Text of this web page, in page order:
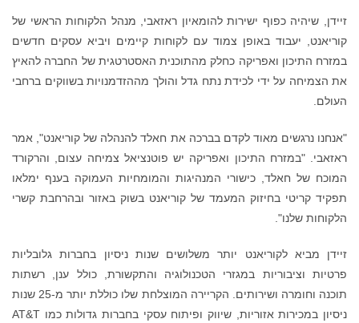
זיידן, שיהיה כפוף ישירות להומאיון ראזאבי, מנהל הלקוחות הראשי של
קוריאנט, יעבוד באופן צמוד עם לקוחות קיימים ויביא עסקים חדשים
במזרח התיכון ואפריקה כחלק מהתוכנית האסטרטגית של החברה להאיץ
את הצמיחה על ידי לכידת נתח גדל והולך מההזדמנויות בשווקים ברחבי
העולם.
"אנחנו נרגשים מאוד לקדם בברכה את חאלד להנהלה של קוריאנט", אמר
ראזאבי. "במזרח התיכון ואפריקה יש פוטנציאל צמיחה עצום, והרקורד
המוכח של חאלד, כישורי המנהיגות והמומחיות העמוקה בענף ימלאו
תפקיד קריטי בחיזוק המעמד של קוריאנט בשוק באזור ובהרחבת קשרי
הלקוחות שלנו".
זיידן מביא לקוריאנט יותר משלושים שנות ניסיון בחברות גלובליות
פרטיות וציבוריות במגזרי הטכנולוגיה והתקשורת, כולל ענן, רשתות
תוכנה וחומרה ושירותים. הקריירה המוצלחת שלו כוללת יותר מ-25 שנות
ניסיון במכירות אזוריות, שיווק ופיתוח עסקי בחברות גדולות כמו AT&T